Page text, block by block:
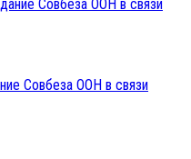
Совбеза ООН в связи